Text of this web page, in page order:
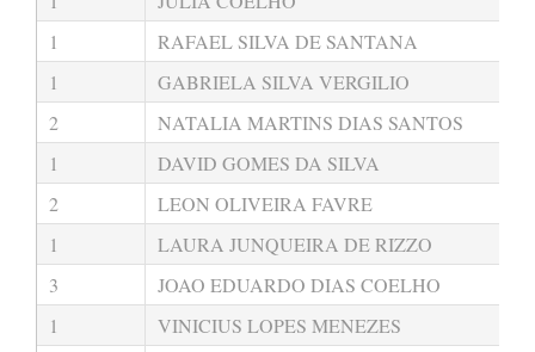
1
RAFAEL SILVA DE SANTANA
1
GABRIELA SILVA VERGILIO
2
NATALIA MARTINS DIAS SANTOS
1
DAVID GOMES DA SILVA
2
LEON OLIVEIRA FAVRE
1
LAURA JUNQUEIRA DE RIZZO
3
JOAO EDUARDO DIAS COELHO
1
VINICIUS LOPES MENEZES